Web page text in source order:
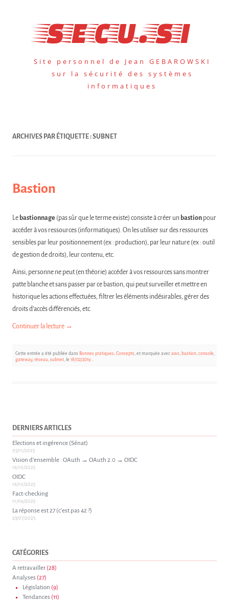
secu.si
Site personnel de Jean GEBAROWSKI
sur la sécurité des systèmes
informatiques
ARCHIVES PAR ÉTIQUETTE :SUBNET
Bastion
Le bastionnage (pas sûr que le terme existe) consiste à créer un bastion pour
accéder à vos ressources (informatiques). On les utiliser sur des ressources
sensibles par leur positionnement (ex : production), par leur nature (ex : outil
de gestion de droits), leur contenu, etc.
Ainsi, personne ne peut (en théorie) accéder à vos ressources sans montrer
patte blanche et sans passer par ce bastion, qui peut surveiller et mettre en
historique les actions effectuées, filtrer les éléments indésirables, gérer des
droits d’accès différenciés, etc.
Continuer la lecture →
Cette entrée a été publiée dans Bonnes pratiques, Concepts, et marquée avec aws, bastion, console ,
gateway, réseau, subnet, le 18/02/2019 .
DERNIERS ARTICLES
Elections et ingérence (Sénat)
05/11/2025
Vision d’ensemble : OAuth → OAuth 2.0 → OIDC
16/10/2025
OIDC
16/10/2025
Fact-checking
11/09/2025
La réponse est 27 (c’est pas 42 ?)
23/07/2025
CATÉGORIES
A retravailler (28)
Analyses (27)
Législation (9)
Tendances (11)